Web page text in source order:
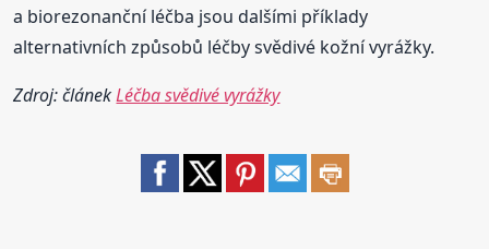
a biorezonanční léčba jsou dalšími příklady
alternativních způsobů léčby svědivé kožní vyrážky.
Zdroj: článekLéčba svědivé vyrážky